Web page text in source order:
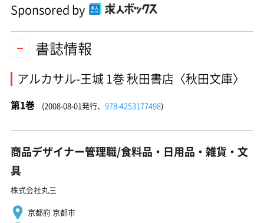
Sponsored by
書誌情報
アルカサル-王城 1巻 秋田書店〈秋田文庫〉
第1巻 (2008-08-01発行、 978-4253177498)
商品デザイナー管理職/食料品・日用品・雑貨・文
具
株式会社丸三
京都府 京都市